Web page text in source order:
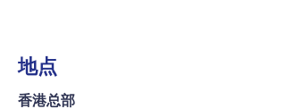
地点
香港总部